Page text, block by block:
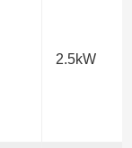
2.5kW